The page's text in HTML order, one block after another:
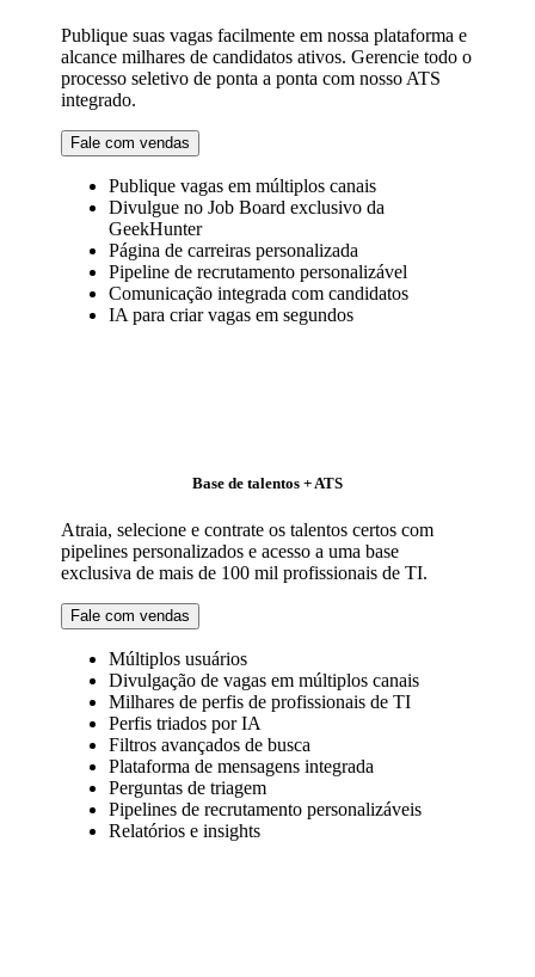
Publique suas vagas facilmente em nossa plataforma e
alcance milhares de candidatos ativos. Gerencie todo o
processo seletivo de ponta a ponta com nosso ATS
integrado.
Fale com vendas
Publique vagas em múltiplos canais
Divulgue no Job Board exclusivo da
GeekHunter
Página de carreiras personalizada
Pipeline de recrutamento personalizável
Comunicação integrada com candidatos
IA para criar vagas em segundos
Base de talentos + ATS
Atraia, selecione e contrate os talentos certos com
pipelines personalizados e acesso a uma base
exclusiva de mais de 100 mil profissionais de TI.
Fale com vendas
Múltiplos usuários
Divulgação de vagas em múltiplos canais
Milhares de perfis de profissionais de TI
Perfis triados por IA
Filtros avançados de busca
Plataforma de mensagens integrada
Perguntas de triagem
Pipelines de recrutamento personalizáveis
Relatórios e insights